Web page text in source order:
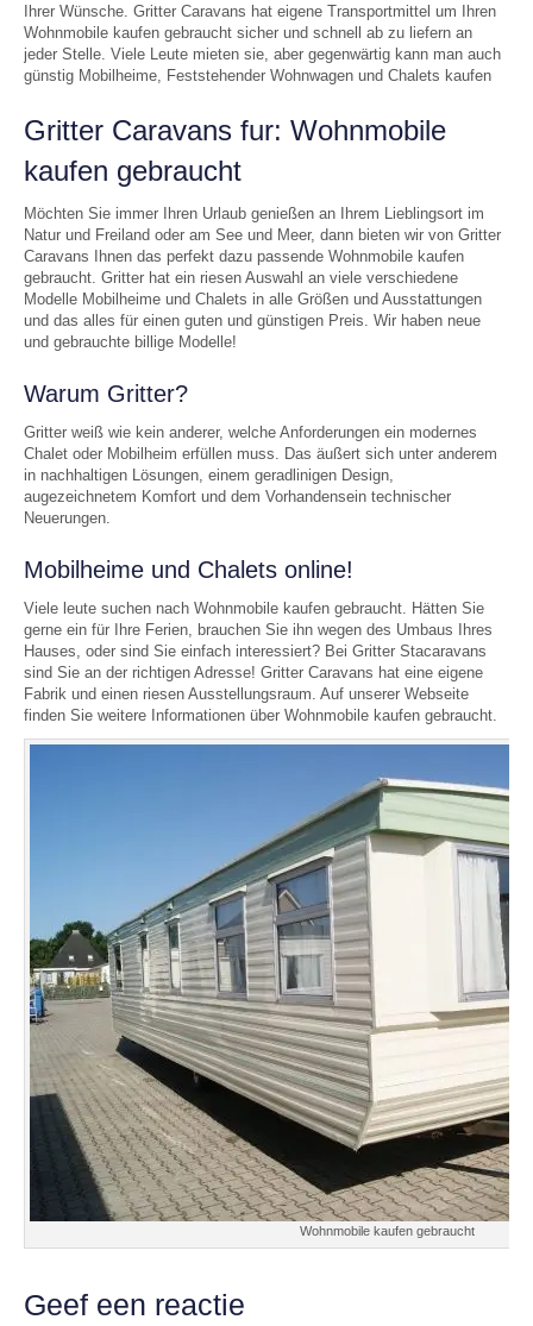
Ihrer Wünsche. Gritter Caravans hat eigene Transportmittel um Ihren
Wohnmobile kaufen gebraucht sicher und schnell ab zu liefern an
jeder Stelle. Viele Leute mieten sie, aber gegenwärtig kann man auch
günstig Mobilheime, Feststehender Wohnwagen und Chalets kaufen
Gritter Caravans fur: Wohnmobile
kaufen gebraucht
Möchten Sie immer Ihren Urlaub genießen an Ihrem Lieblingsort im
Natur und Freiland oder am See und Meer, dann bieten wir von Gritter
Caravans Ihnen das perfekt dazu passende Wohnmobile kaufen
gebraucht. Gritter hat ein riesen Auswahl an viele verschiedene
Modelle Mobilheime und Chalets in alle Größen und Ausstattungen
und das alles für einen guten und günstigen Preis. Wir haben neue
und gebrauchte billige Modelle!
Warum Gritter?
Gritter weiß wie kein anderer, welche Anforderungen ein modernes
Chalet oder Mobilheim erfüllen muss. Das äußert sich unter anderem
in nachhaltigen Lösungen, einem geradlinigen Design,
augezeichnetem Komfort und dem Vorhandensein technischer
Neuerungen.
Mobilheime und Chalets online!
Viele leute suchen nach Wohnmobile kaufen gebraucht. Hätten Sie
gerne ein für Ihre Ferien, brauchen Sie ihn wegen des Umbaus Ihres
Hauses, oder sind Sie einfach interessiert? Bei Gritter Stacaravans
sind Sie an der richtigen Adresse! Gritter Caravans hat eine eigene
Fabrik und einen riesen Ausstellungsraum. Auf unserer Webseite
finden Sie weitere Informationen über Wohnmobile kaufen gebraucht.
Wohnmobile kaufen gebraucht
Geef een reactie